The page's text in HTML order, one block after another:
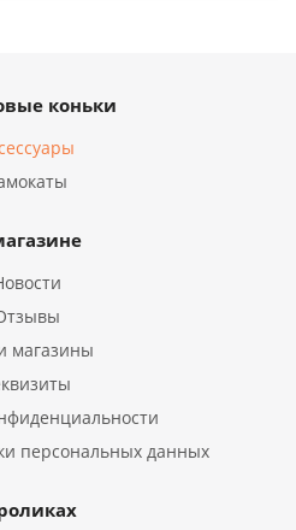
коньки
магазины
персональных данных